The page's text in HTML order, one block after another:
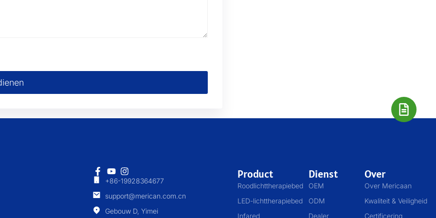
+86-19928364677
support@merican.com.cn
Gebouw D, Yimei
Product
Roodlichttherapiebed
LED-lichttherapiebed
Infared
Dienst
OEM
ODM
Dealer
Over
Over Mericaan
Kwaliteit & Veiligheid
Certificering